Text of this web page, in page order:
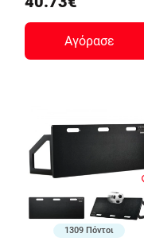
Αγόρασε
1309 Πόντοι